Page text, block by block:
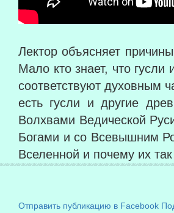
Лектор объясняет
Мало кто знает, что
соответствуют духовным
есть гусли и другие
Волхвами Ведической
Богами и со Всевышним
Вселенной и почему их
Отправить публикацию в Facebook